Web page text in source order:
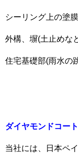
シーリング上の塗
外構、塀(土止めな
住宅基礎部(雨水の
ダイヤモンドコー
当社には、日本ペ